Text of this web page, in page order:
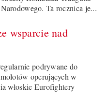
Ta rocznica je...
wsparcie nad
podrywane do
operujących w
włoskie Eurofightery